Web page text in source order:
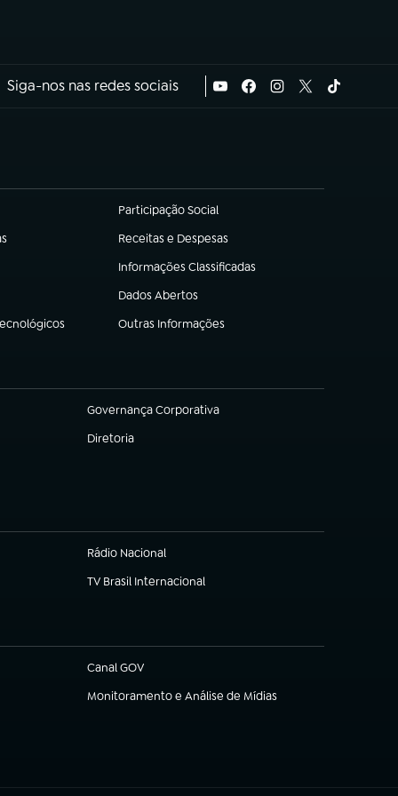
Siga-nos nas redes sociais
Participação Social
(abre em nova aba)
Receitas e Despesas
(abre em nova aba)
Informações Classificadas
(abre em nova aba)
Dados Abertos
(abre em nova aba)
Outras Informações
(abre em nova aba)
Governança Corporativa
(abre em nova aba)
Diretoria
(abre em nova aba)
Rádio Nacional
TV Brasil Internacional
(abre em nova aba)
Canal GOV
(abre em nova aba)
Monitoramento e Análise de Mídias
(abre em nova aba)